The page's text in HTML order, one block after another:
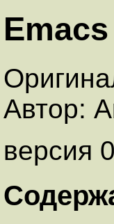
Автор:
версия